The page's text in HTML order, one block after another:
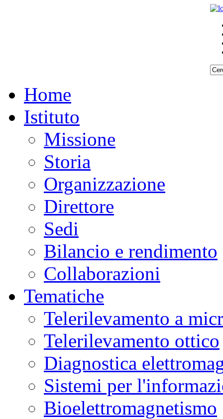
Home
Istituto
Missione
Storia
Organizzazione
Direttore
Sedi
Bilancio e rendimento
Collaborazioni
Tematiche
Telerilevamento a
Telerilevamento ottico
Diagnostica
Sistemi per
Bioelettromagnetismo